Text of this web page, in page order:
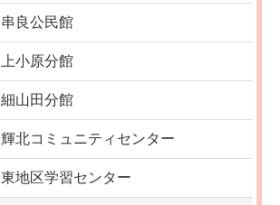
串良公民館
上小原分館
細山田分館
輝北コミュニティセンター
東地区学習センター